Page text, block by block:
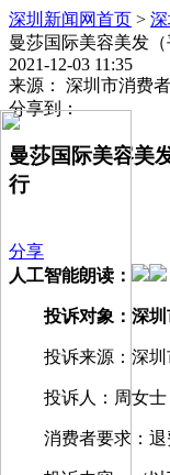
深圳新闻网首页 >
曼莎国际美容美发
2021-12-03 11:35
来源： 深圳市消费
分享到：
曼莎国际美容美
行
分享
人工智能朗读：
投诉对象：深
投诉来源：深
投诉人：周女士
消费者要求：退